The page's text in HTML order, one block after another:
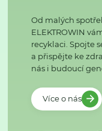
Od malých
ELEKTROWIN
recyklaci. Spojte
a přispějte ke
nás i budoucí
Více o nás